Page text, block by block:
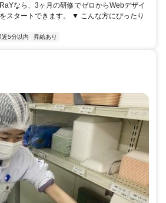
なら、3ヶ月の研修でゼロからWebデザイ
スタートできます。 ▼ こんな方にぴったり
近5分以内 昇給あり